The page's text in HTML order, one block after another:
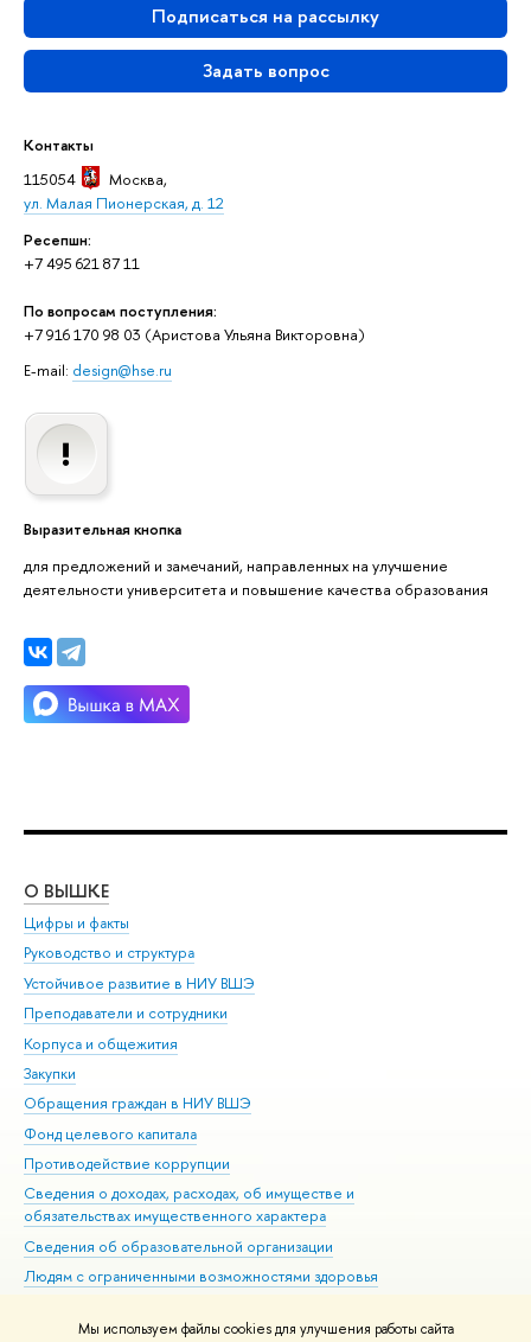
Мы используем файлы cookies для улучшения работы сайта
Подписаться на рассылку
Задать вопрос
Контакты
115054
Москва,
ул. Малая Пионерская, д. 12
Ресепшн:
+7 495 621 87 11
По вопросам поступления:
+7 916 170 98 03 (Аристова Ульяна Викторовна)
E-mail: design@hse.ru
Выразительная кнопка
для предложений и замечаний, направленных на улучшение
деятельности университета и повышение качества образования
О ВЫШКЕ
Цифры и факты
Руководство и структура
Устойчивое развитие в НИУ ВШЭ
Преподаватели и сотрудники
Корпуса и общежития
Закупки
Обращения граждан в НИУ ВШЭ
Фонд целевого капитала
Противодействие коррупции
Сведения о доходах, расходах, об имуществе и
обязательствах имущественного характера
Сведения об образовательной организации
Людям с ограниченными возможностями здоровья
Работа в Вышке